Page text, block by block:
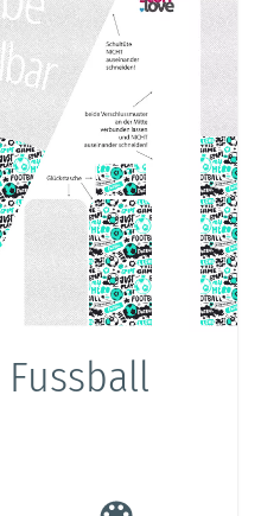
Fussball